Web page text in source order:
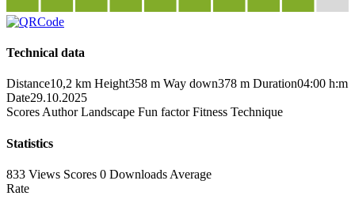
Technical data
Distance10,2 km Height358 m Way down378 m Duration04:00 h:m
Date29.10.2025
Scores Author Landscape Fun factor Fitness Technique
Statistics
833 Views Scores 0 Downloads Average
Rate